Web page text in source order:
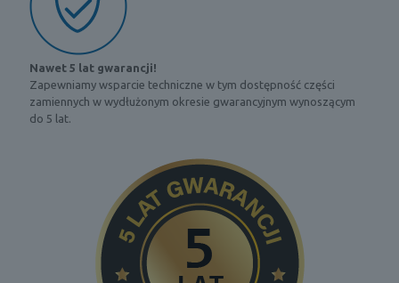
Nawet 5 lat gwarancji!
Zapewniamy wsparcie techniczne w tym dostępność części
zamiennych w wydłużonym okresie gwarancyjnym wynoszącym
do 5 lat.